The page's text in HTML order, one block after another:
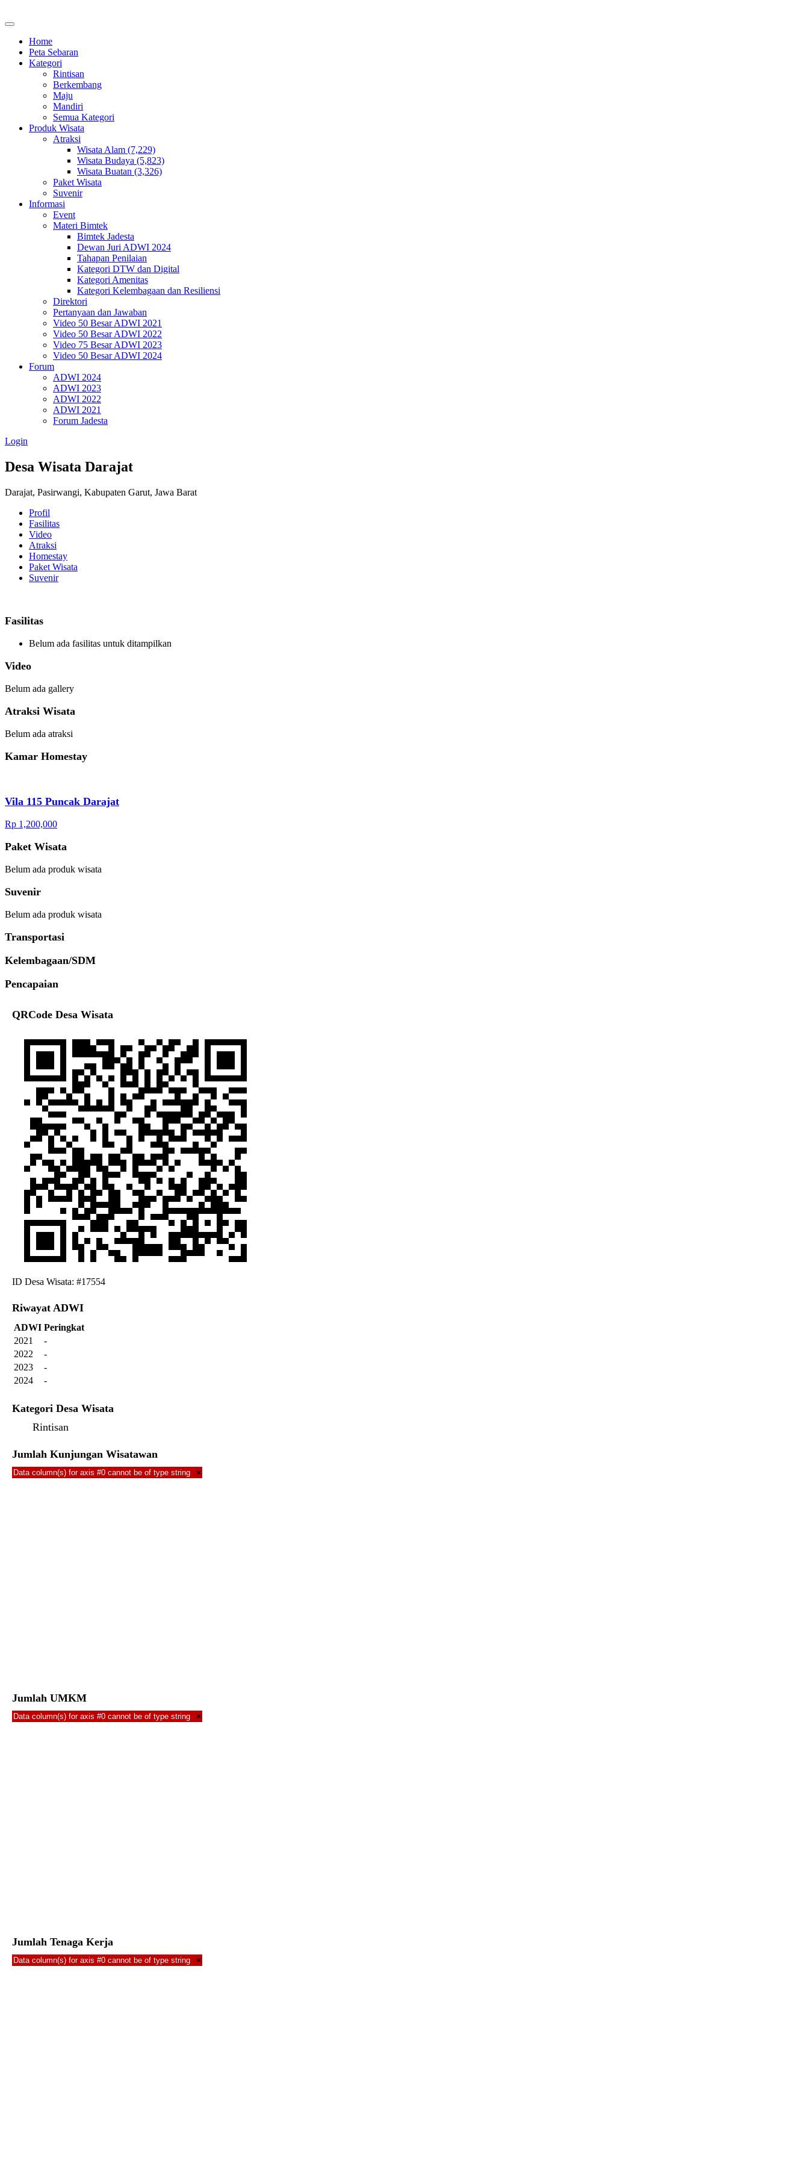
Home
Peta Sebaran
Kategori
Rintisan
Berkembang
Maju
Mandiri
Semua Kategori
Produk Wisata
Atraksi
Wisata Alam (7,229)
Wisata Budaya (5,823)
Wisata Buatan (3,326)
Paket Wisata
Suvenir
Informasi
Event
Materi Bimtek
Bimtek Jadesta
Dewan Juri ADWI 2024
Tahapan Penilaian
Kategori DTW dan Digital
Kategori Amenitas
Kategori Kelembagaan dan Resiliensi
Direktori
Pertanyaan dan Jawaban
Video 50 Besar ADWI 2021
Video 50 Besar ADWI 2022
Video 75 Besar ADWI 2023
Video 50 Besar ADWI 2024
Forum
ADWI 2024
ADWI 2023
ADWI 2022
ADWI 2021
Forum Jadesta
Login
Desa Wisata Darajat
Darajat, Pasirwangi, Kabupaten Garut, Jawa Barat
Profil
Fasilitas
Video
Atraksi
Homestay
Paket Wisata
Suvenir
Fasilitas
Belum ada fasilitas untuk ditampilkan
Video
Belum ada gallery
Atraksi Wisata
Belum ada atraksi
Kamar Homestay
Vila 115 Puncak Darajat
Rp 1,200,000
Paket Wisata
Belum ada produk wisata
Suvenir
Belum ada produk wisata
Transportasi
Kelembagaan/SDM
Pencapaian
QRCode Desa Wisata
ID Desa Wisata: #17554
Riwayat ADWI
ADWI Peringkat
2021
-
2022
-
2023
-
2024
-
Kategori Desa Wisata
Rintisan
Jumlah Kunjungan Wisatawan
Data column(s) for axis #0 cannot be of type string ×
Jumlah UMKM
Data column(s) for axis #0 cannot be of type string ×
Jumlah Tenaga Kerja
Data column(s) for axis #0 cannot be of type string ×